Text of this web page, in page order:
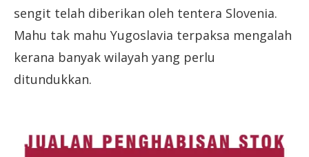
sengit telah diberikan oleh tentera Slovenia.
Mahu tak mahu Yugoslavia terpaksa mengalah
kerana banyak wilayah yang perlu
ditundukkan.